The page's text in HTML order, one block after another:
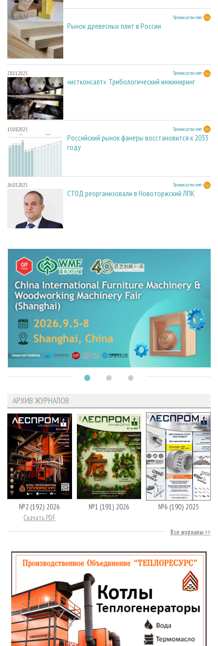
28.11.2025 Производство плит
Рынок древесных плит в России
28.11.2025 Производство плит
«истконсалт». Трибологический инжиниринг
15.08.2025 Производство плит
Российский рынок фанеры восстановится к 2033
году
26.03.2025 Производство плит
СТОД реорганизовали в Новоторжский ЛПК
АРХИВ ЖУРНАЛОВ
№2 (192) 2026
Скачать PDF
№1 (191) 2026 №6 (190) 2025
Все журналы